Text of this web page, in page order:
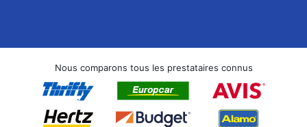
Nous comparons tous les prestataires connus